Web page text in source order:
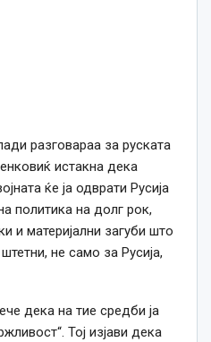
разговараа за руската
истакна дека
ќе ја одврати Русија
политика на долг рок,
и материјални загуби што
не само за Русија,
дека на тие средби ја
Тој изјави дека